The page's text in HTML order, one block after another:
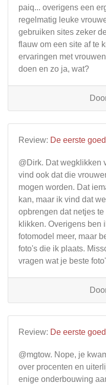
paiq... overigens een
regelmatig leuke
gebruiken sites zeker
flauw om een site af te
ervaringen met
doen en zo ja, wat?
Review: De eerste
@Dirk. Dat wegklikken
vind ook dat die
mogen worden. Dat
kan, maar ik vind dat
opbrengen dat netjes
klikken. Overigens ben
fotomodel meer, maar
foto's die ik plaats.
vragen wat je beste
Review: De eerste
@mgtow. Nope, je
over procenten en
enige onderbouwing